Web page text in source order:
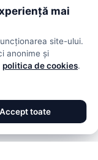
Scoruri, clasamente
mai
site-ului.
anonime și
politica de cookies.
Accept toate